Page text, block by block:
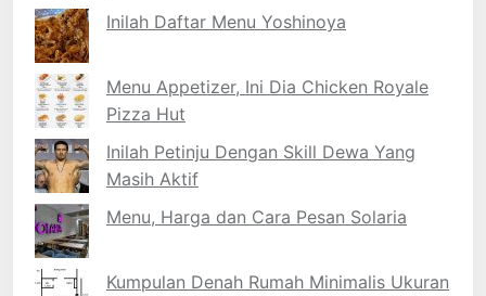
Inilah Daftar Menu Yoshinoya
Menu Appetizer, Ini Dia Chicken Royale
Pizza Hut
Inilah Petinju Dengan Skill Dewa Yang
Masih Aktif
Menu, Harga dan Cara Pesan Solaria
Kumpulan Denah Rumah Minimalis Ukuran